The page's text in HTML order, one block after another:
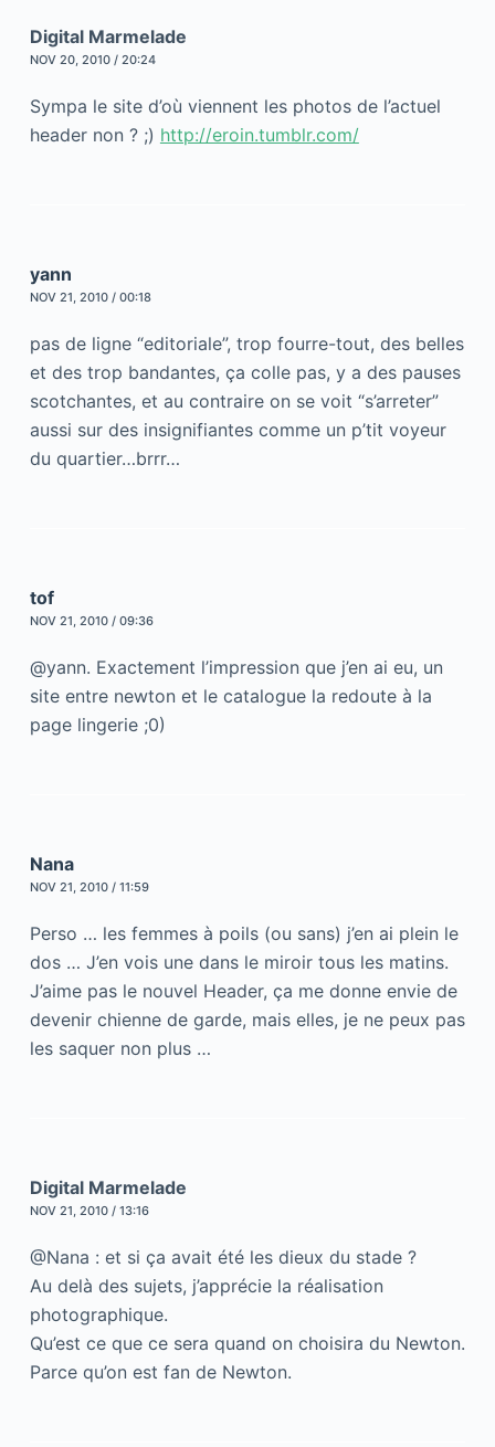
Digital Marmelade
NOV 20, 2010 / 20:24
Sympa le site d’où viennent les photos de l’actuel
header non ? ;) http://eroin.tumblr.com/
yann
NOV 21, 2010 / 00:18
pas de ligne “editoriale”, trop fourre-tout, des belles
et des trop bandantes, ça colle pas, y a des pauses
scotchantes, et au contraire on se voit “s’arreter”
aussi sur des insignifiantes comme un p’tit voyeur
du quartier…brrr…
tof
NOV 21, 2010 / 09:36
@yann. Exactement l’impression que j’en ai eu, un
site entre newton et le catalogue la redoute à la
page lingerie ;0)
Nana
NOV 21, 2010 / 11:59
Perso … les femmes à poils (ou sans) j’en ai plein le
dos … J’en vois une dans le miroir tous les matins.
J’aime pas le nouvel Header, ça me donne envie de
devenir chienne de garde, mais elles, je ne peux pas
les saquer non plus …
Digital Marmelade
NOV 21, 2010 / 13:16
@Nana : et si ça avait été les dieux du stade ?
Au delà des sujets, j’apprécie la réalisation
photographique.
Qu’est ce que ce sera quand on choisira du Newton.
Parce qu’on est fan de Newton.